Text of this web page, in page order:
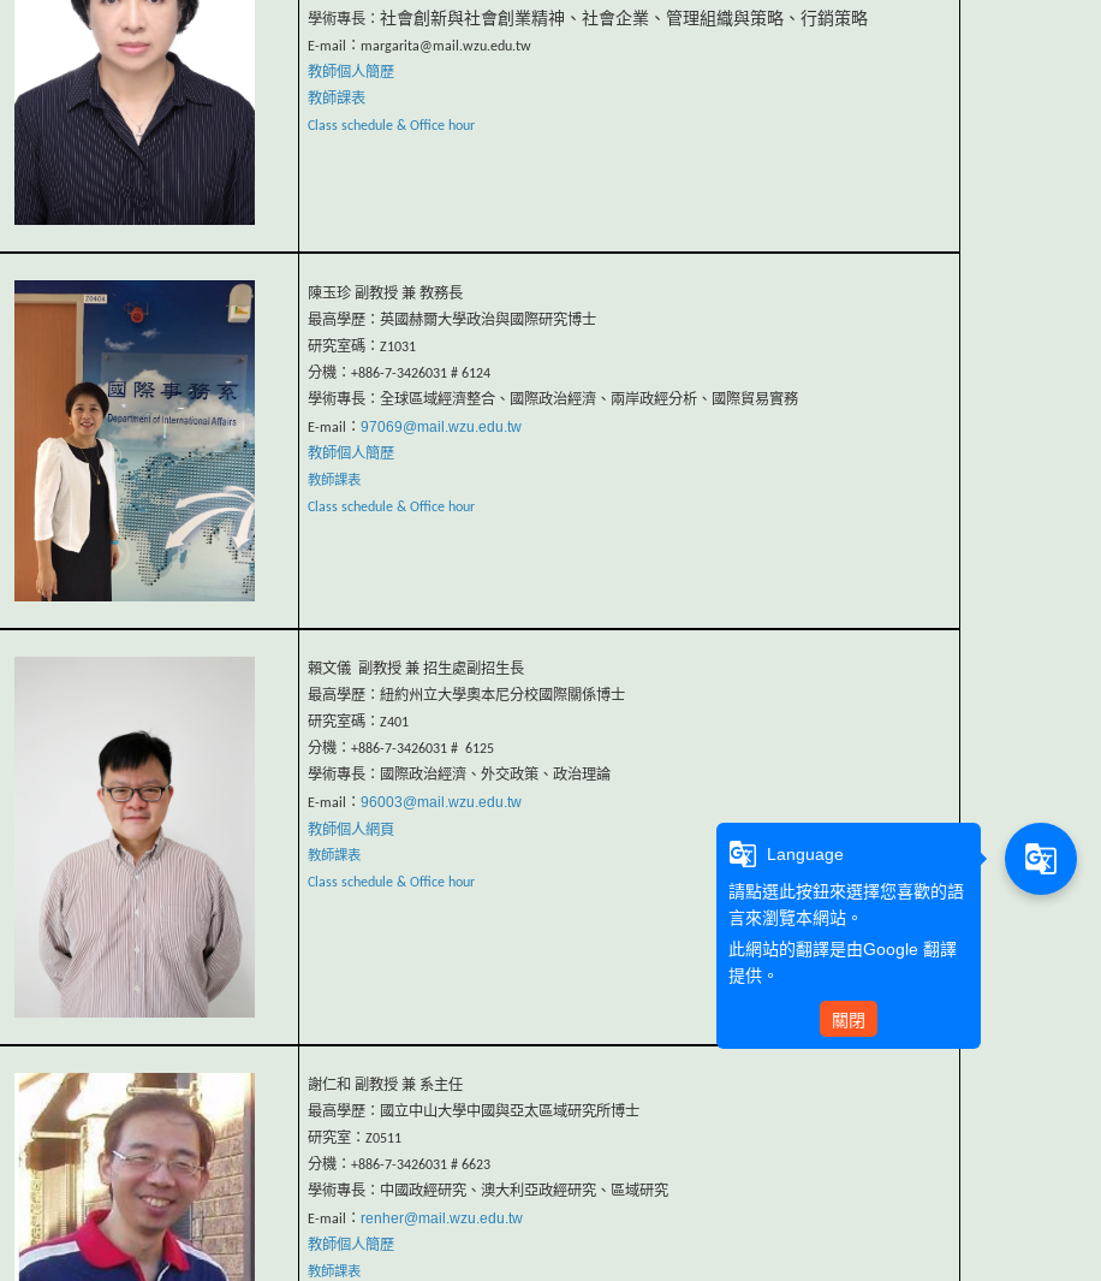
學術專長：社會創新與社會創業精神、社會企業、管理組織與策略、行銷策略
E-mail：margarita@mail.wzu.edu.tw
教師個人簡歷
教師課表
Class schedule & Office hour
陳玉珍 副教授兼 教務長
最高學歷：英國赫爾大學政治與國際研究博士
研究室碼：Z1031
分機：+886-7-3426031 # 6124
學術專長：全球區域經濟整合、國際政治經濟、兩岸政經分析、國際貿易實務
E-mail：97069@mail.wzu.edu.tw
教師個人簡歷
教師課表
Class schedule & Office hour
賴文儀 副教授 兼 招生處副招生長
最高學歷：紐約州立大學奧本尼分校國際關係博士
研究室碼：Z401
分機：+886-7-3426031 # 6125
學術專長：國際政治經濟、外交政策、政治理論
E-mail：96003@mail.wzu.edu.tw
教師個人網頁
教師課表
Class schedule & Office hour
謝仁和 副教授 兼 系主任
最高學歷：國立中山大學中國與亞太區域研究所博士
研究室：Z0511
分機：+886-7-3426031 # 6623
學術專長：中國政經研究、澳大利亞政經研究、區域研究
E-mail：renher@mail.wzu.edu.tw
教師個人簡歷
教師課表
g_translate
Language
請點選此按鈕來選擇您喜歡的語
言來瀏覽本網站。
此網站的翻譯是由Google 翻譯
提供。
關閉
g_translate